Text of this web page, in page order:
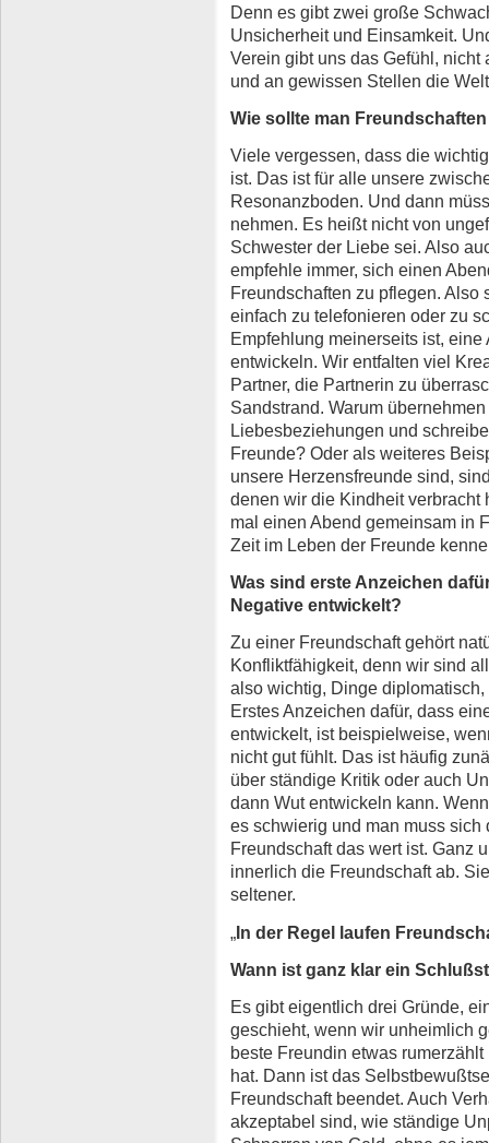
Denn es gibt zwei große
Unsicherheit und Einsamkeit.
Verein gibt uns das Gefühl,
und an gewissen Stellen die
Wie sollte man
Viele vergessen, dass die
ist. Das ist für alle unsere
Resonanzboden. Und dann
nehmen. Es heißt nicht von
Schwester der Liebe sei. Also
empfehle immer, sich einen
Freundschaften zu pflegen. Also
einfach zu telefonieren oder zu
Empfehlung meinerseits ist,
entwickeln. Wir entfalten viel
Partner, die Partnerin zu
Sandstrand. Warum
Liebesbeziehungen und
Freunde? Oder als weiteres
unsere Herzensfreunde sind,
denen wir die Kindheit verbracht
mal einen Abend gemeinsam in
Zeit im Leben der Freunde
Was sind erste Anzeichen
Negative entwickelt?
Zu einer Freundschaft gehört
Konfliktfähigkeit, denn wir sind
also wichtig, Dinge
Erstes Anzeichen dafür, dass
entwickelt, ist beispielweise,
nicht gut fühlt. Das ist häufig
über ständige Kritik oder auch
dann Wut entwickeln kann.
es schwierig und man muss
Freundschaft das wert ist. Ganz
innerlich die Freundschaft ab.
seltener.
„In der Regel laufen
Wann ist ganz klar ein
Es gibt eigentlich drei Gründe,
geschieht, wenn wir unheimlich
beste Freundin etwas
hat. Dann ist das
Freundschaft beendet. Auch
akzeptabel sind, wie ständige